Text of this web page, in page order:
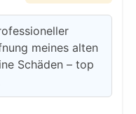
meines alten
Schäden – top